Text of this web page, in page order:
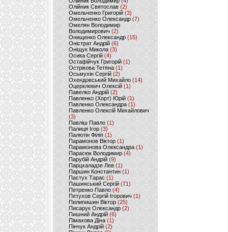
Олійник Святослав (2)
Омельченко Григорій (3)
Омельченко Олександр(7)
Омелян Володимир
Володимирович (2)
Онищенко Олександр (15)
Оністрат Андрій (6)
Оніщук Микола (3)
Осика Сергій(4)
Остафійчук Григорій(1)
Острікова Тетяна (1)
Осьмухін Сергій (2)
Охендовський Михайло (14)
Оцерклевич Олексій (1)
Павелко Андрій (2)
Павленко (Хорт) Юрій (1)
Павленко Олександра (1)
Павленко Олексій Михайлович
(3)
Павліш Павло(1)
Палиця Ігор (3)
Палютін Філіп(1)
Парамонов Віктор (1)
Парамонова Олександра(1)
Парасюк Володимир(4)
Парубій Андрій (9)
Парцхаладзе Лев (1)
Паршин Константин(1)
Пастух Тарас (1)
Пашинський Сергій (71)
Петренко Павло (4)
Петухов Сергій Ігорович (1)
Пилипишин Віктор(25)
Писарук Олександр(2)
Пишний Андрій (6)
Пімахова Діна(1)
Пінчук Андрій(2)